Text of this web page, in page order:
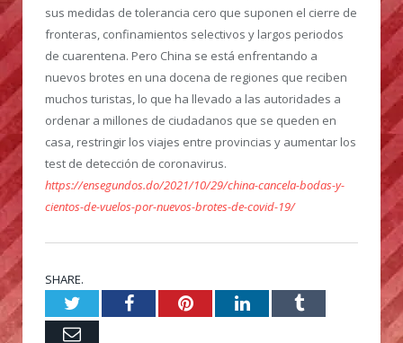
sus medidas de tolerancia cero que suponen el cierre de
fronteras, confinamientos selectivos y largos periodos
de cuarentena. Pero China se está enfrentando a
nuevos brotes en una docena de regiones que reciben
muchos turistas, lo que ha llevado a las autoridades a
ordenar a millones de ciudadanos que se queden en
casa, restringir los viajes entre provincias y aumentar los
test de detección de coronavirus.
https://ensegundos.do/2021/10/29/china-cancela-bodas-y-
cientos-de-vuelos-por-nuevos-brotes-de-covid-19/
SHARE.
TwitterFacebookPinterestLinkedInTumblr
Email